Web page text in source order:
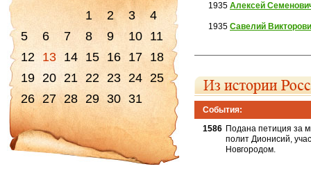
1 2 3
4
5
6 7 8 9 10 11
12 13 14 15 16 17 18
19 20 21 22 23 24 25
26 27 28 29 30 31
1935Алексей
1935Савелий
События:
1586 Подана петиция за
полит Дионисий,
Новгородом.